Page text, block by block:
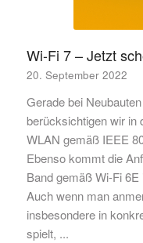
Wi-Fi 7 – Jetzt
20. September 2022
Gerade bei
berücksichtigen wir in
WLAN gemäß IEEE
Ebenso kommt die
Band gemäß Wi-Fi
Auch wenn man
insbesondere in
spielt, ...